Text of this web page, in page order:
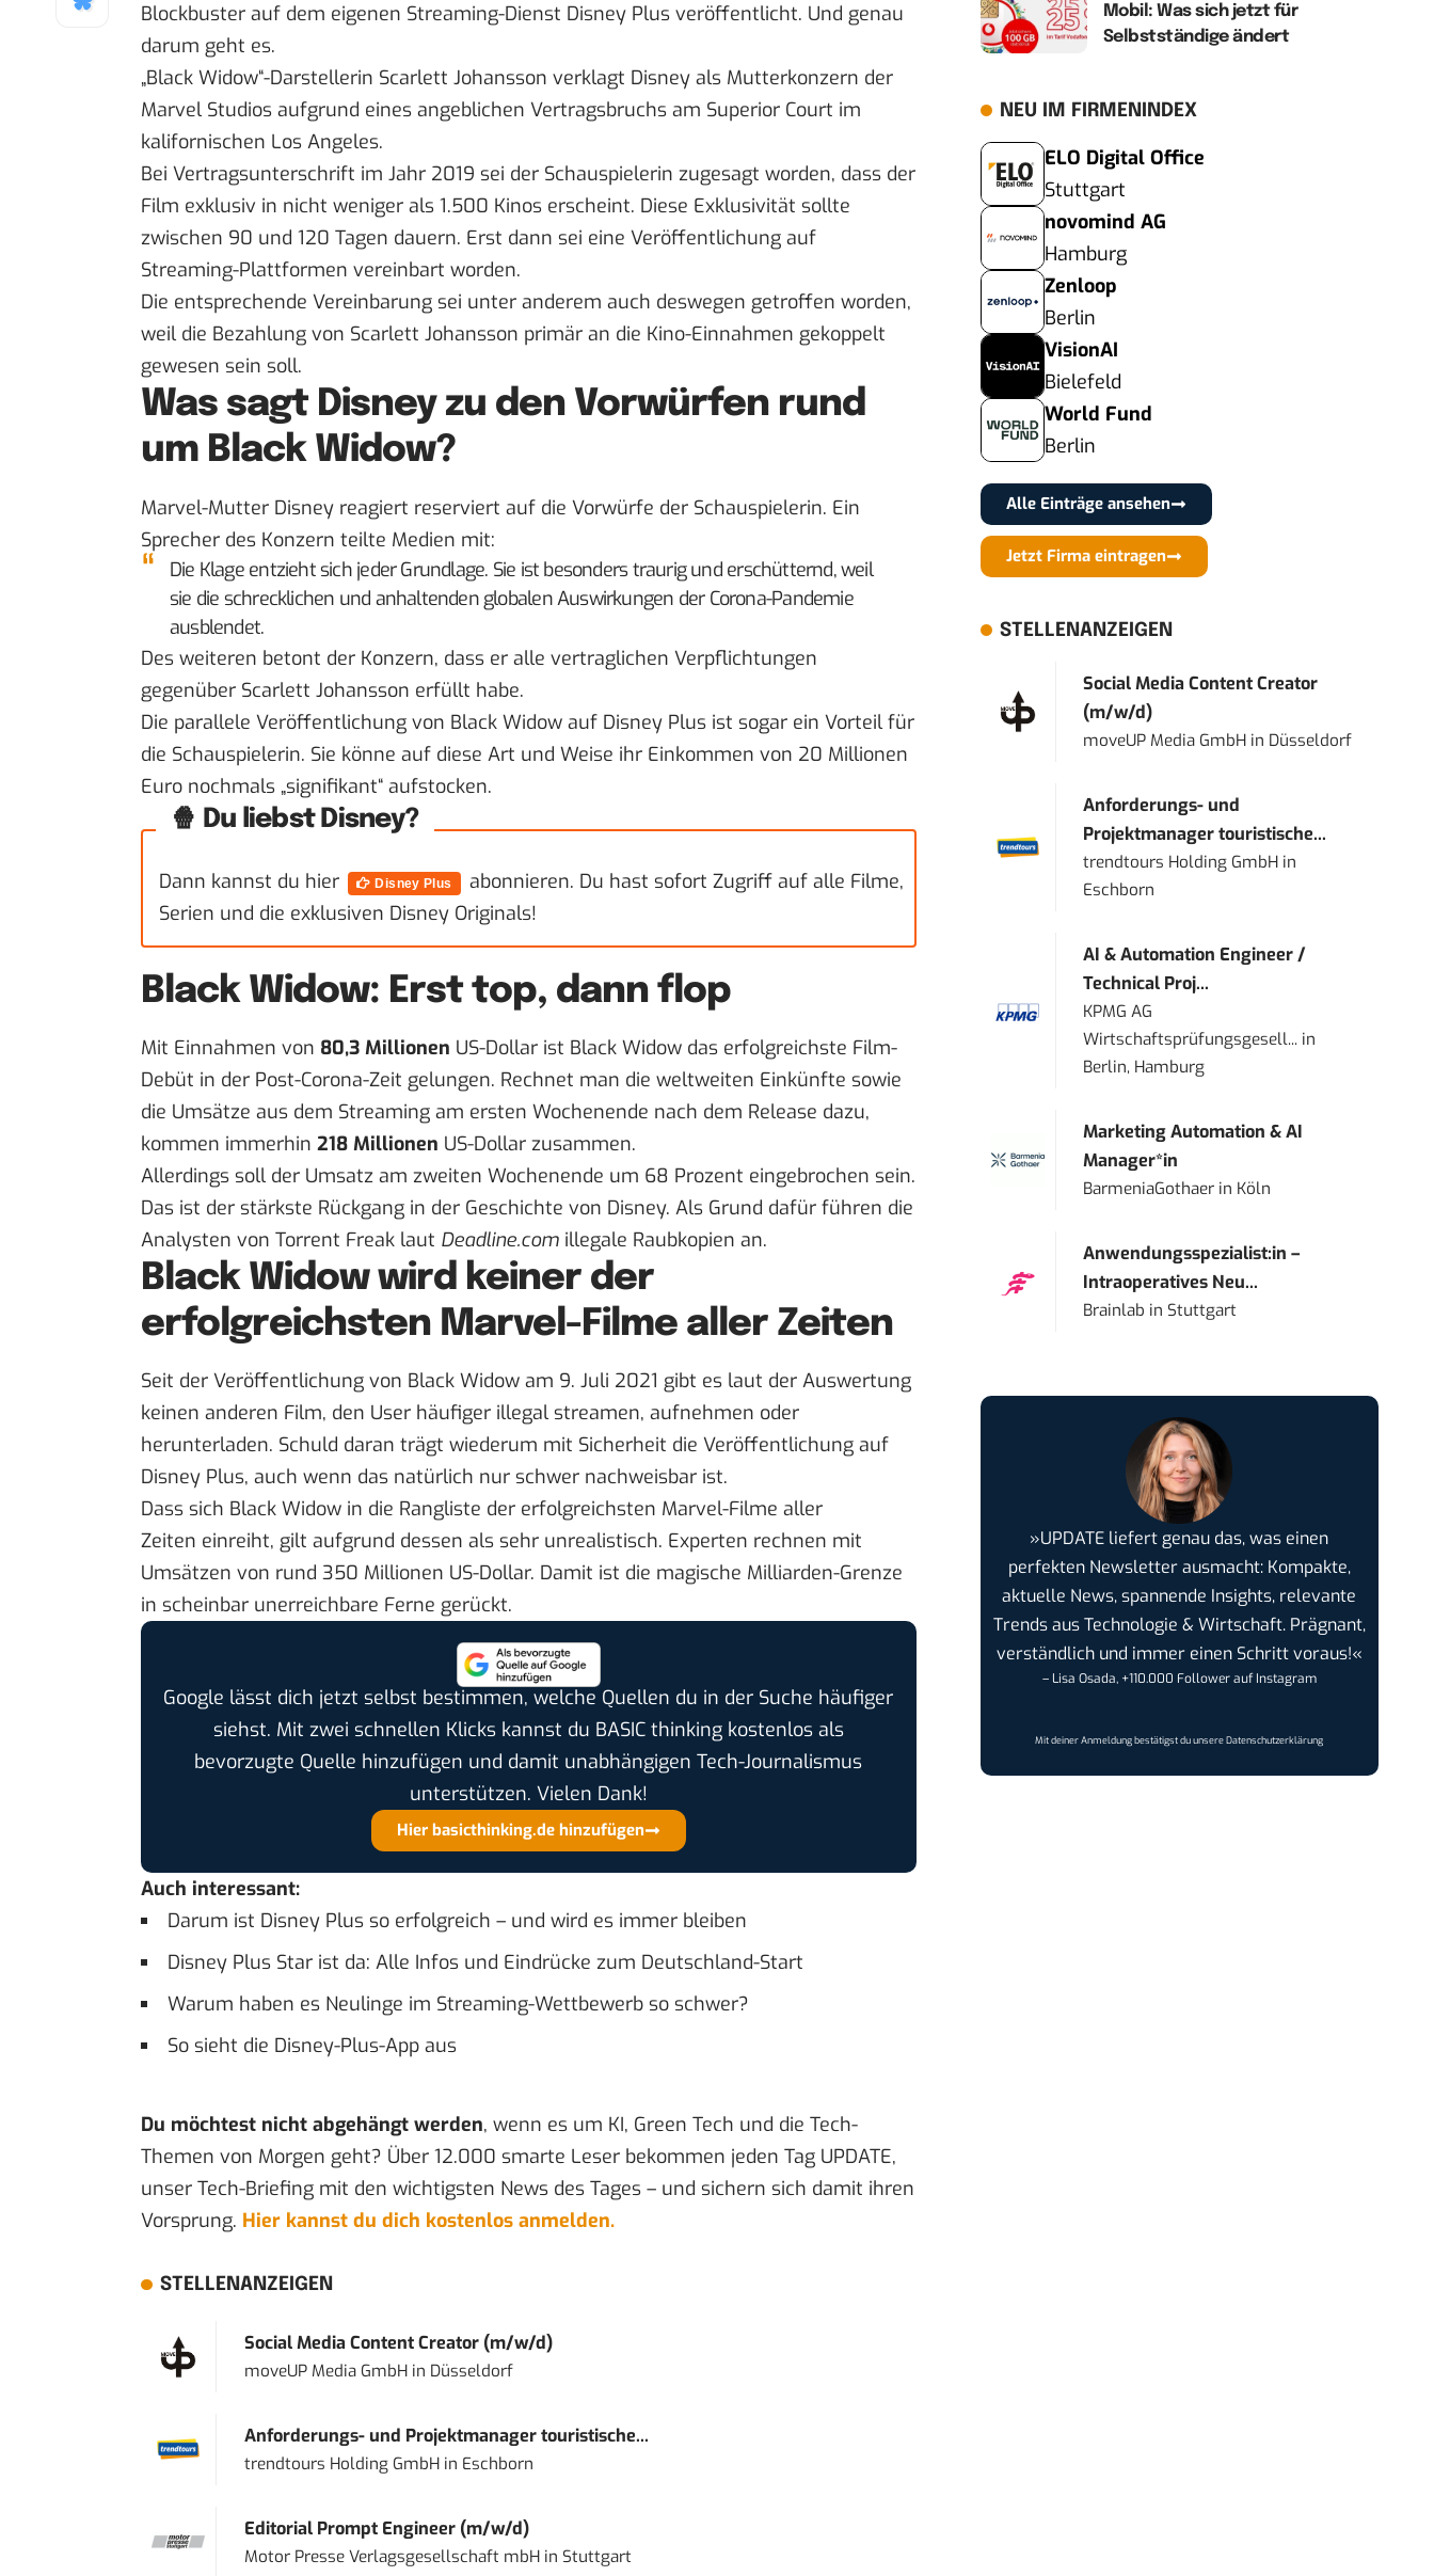
Blockbuster auf dem eigenen Streaming-Dienst Disney Plus veröffentlicht. Und genau
darum geht es.
„Black Widow“-Darstellerin Scarlett Johansson verklagt Disney als Mutterkonzern der
Marvel Studios aufgrund eines angeblichen Vertragsbruchs am Superior Court im
kalifornischen Los Angeles.
Bei Vertragsunterschrift im Jahr 2019 sei der Schauspielerin zugesagt worden, dass der
Film exklusiv in nicht weniger als 1.500 Kinos erscheint. Diese Exklusivität sollte
zwischen 90 und 120 Tagen dauern. Erst dann sei eine Veröffentlichung auf
Streaming-Plattformen vereinbart worden.
Die entsprechende Vereinbarung sei unter anderem auch deswegen getroffen worden,
weil die Bezahlung von Scarlett Johansson primär an die Kino-Einnahmen gekoppelt
gewesen sein soll.
Was sagt Disney zu den Vorwürfen rund
um Black Widow?
Marvel-Mutter Disney reagiert reserviert auf die Vorwürfe der Schauspielerin. Ein
Sprecher des Konzern teilte Medien mit:
Die Klage entzieht sich jeder Grundlage. Sie ist besonders traurig und erschütternd, weil
sie die schrecklichen und anhaltenden globalen Auswirkungen der Corona-Pandemie
ausblendet.
Des weiteren betont der Konzern, dass er alle vertraglichen Verpflichtungen
gegenüber Scarlett Johansson erfüllt habe.
Die parallele Veröffentlichung von Black Widow auf Disney Plus ist sogar ein Vorteil für
die Schauspielerin. Sie könne auf diese Art und Weise ihr Einkommen von 20 Millionen
Euro nochmals „signifikant“ aufstocken.
🍿 Du liebst Disney?
Dann kannst du hier Disney Plus
abonnieren. Du hast sofort Zugriff auf alle Filme,
Serien und die exklusiven Disney Originals!
Black Widow: Erst top, dann flop
Mit Einnahmen von 80,3 Millionen US-Dollar ist Black Widow das erfolgreichste Film-
Debüt in der Post-Corona-Zeit gelungen. Rechnet man die weltweiten Einkünfte sowie
die Umsätze aus dem Streaming am ersten Wochenende nach dem Release dazu,
kommen immerhin 218 Millionen US-Dollar zusammen.
Allerdings soll der Umsatz am zweiten Wochenende um 68 Prozent eingebrochen sein.
Das ist der stärkste Rückgang in der Geschichte von Disney. Als Grund dafür führen die
Analysten von Torrent Freak laut Deadline.com illegale Raubkopien an.
Black Widow wird keiner der
erfolgreichsten Marvel-Filme aller Zeiten
Seit der Veröffentlichung von Black Widow am 9. Juli 2021 gibt es laut der Auswertung
keinen anderen Film, den User häufiger illegal streamen, aufnehmen oder
herunterladen. Schuld daran trägt wiederum mit Sicherheit die Veröffentlichung auf
Disney Plus, auch wenn das natürlich nur schwer nachweisbar ist.
Dass sich Black Widow in die Rangliste der erfolgreichsten Marvel-Filme aller
Zeiten einreiht, gilt aufgrund dessen als sehr unrealistisch. Experten rechnen mit
Umsätzen von rund 350 Millionen US-Dollar. Damit ist die magische Milliarden-Grenze
in scheinbar unerreichbare Ferne gerückt.
Google lässt dich jetzt selbst bestimmen, welche Quellen du in der Suche häufiger
siehst. Mit zwei schnellen Klicks kannst du BASIC thinking kostenlos als
bevorzugte Quelle hinzufügen und damit unabhängigen Tech-Journalismus
unterstützen. Vielen Dank!
Hier basicthinking.de hinzufügen
Auch interessant:
Darum ist Disney Plus so erfolgreich – und wird es immer bleiben
Disney Plus Star ist da: Alle Infos und Eindrücke zum Deutschland-Start
Warum haben es Neulinge im Streaming-Wettbewerb so schwer?
So sieht die Disney-Plus-App aus
Du möchtest nicht abgehängt werden, wenn es um KI, Green Tech und die Tech-
Themen von Morgen geht? Über 12.000 smarte Leser bekommen jeden Tag UPDATE,
unser Tech-Briefing mit den wichtigsten News des Tages – und sichern sich damit ihren
Vorsprung. Hier kannst du dich kostenlos anmelden.
STELLENANZEIGEN
Social Media Content Creator (m/w/d)
moveUP Media GmbHin Düsseldorf
Anforderungs- und Projektmanager touristische...
trendtours Holding GmbHin Eschborn
Editorial Prompt Engineer (m/w/d)
Motor Presse Verlagsgesellschaft mbHin Stuttgart
Mobil: Was sich jetzt für
Selbstständige ändert
NEU IM FIRMENINDEX
ELO Digital Office
Stuttgart
novomind AG
Hamburg
Zenloop
Berlin
VisionAI
Bielefeld
World Fund
Berlin
Alle Einträge ansehen
Jetzt Firma eintragen
STELLENANZEIGEN
Social Media Content Creator
(m/w/d)
moveUP Media GmbH in Düsseldorf
Anforderungs- und
Projektmanager touristische...
trendtours Holding GmbH in
Eschborn
AI & Automation Engineer /
Technical Proj...
KPMG AG
Wirtschaftsprüfungsgesell... in
Berlin, Hamburg
Marketing Automation & AI
Manager*in
BarmeniaGothaer in Köln
Anwendungsspezialist:in –
Intraoperatives Neu...
Brainlab in Stuttgart
»UPDATE liefert genau das, was einen
perfekten Newsletter ausmacht: Kompakte,
aktuelle News, spannende Insights, relevante
Trends aus Technologie & Wirtschaft. Prägnant,
verständlich und immer einen Schritt voraus!«
– Lisa Osada, +110.000 Follower auf Instagram
Mit deiner Anmeldung bestätigst du unsereDatenschutzerklärung